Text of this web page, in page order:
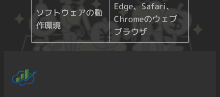
ソフトウェアの動
作環境
Edge、Safari、
Chromeのウェブ
ブラウザ